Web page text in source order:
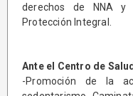
derechos de NNA y
Protección Integral.
Ante el Centro de
-Promoción de la